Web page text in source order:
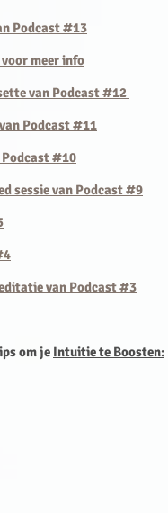
Podcast #13
meer info
van Podcast #12
Podcast #11
#10
sessie van Podcast #9
van Podcast #3
om je Intuitie te Boosten: